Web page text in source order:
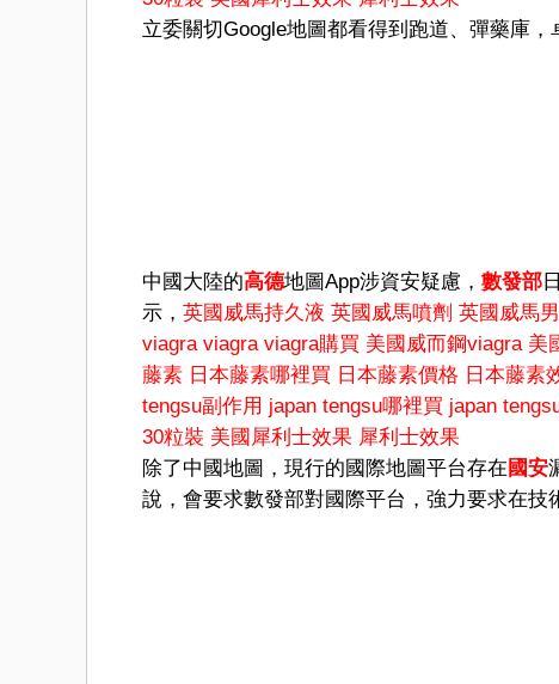
立委關切Google地圖都看得到跑道、彈藥庫
中國大陸的高德地圖App涉資安疑慮， 數發部
示， 英國威馬持久液 英國威馬噴劑 英國威馬
viagra viagra viagra購買 美國威而鋼viagra 美
藤素 日本藤素哪裡買 日本藤素價格 日本藤素
tengsu副作用 japan tengsu哪裡買 japan
30粒裝 美國犀利士效果 犀利士效果
除了中國地圖，現行的國際地圖平台存在 國安
說，會要求數發部對國際平台，強力要求在技